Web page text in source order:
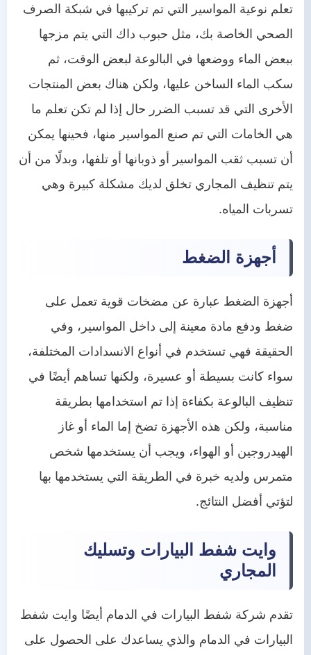
تعلم نوعية المواسير التي تم تركيبها في شبكة الصرف
الصحي الخاصة بك، مثل حبوب داك التي يتم مزجها
ببعض الماء ووضعها في البالوعة لبعض الوقت، ثم
سكب الماء الساخن عليها، ولكن هناك بعض المنتجات
الأخرى التي قد تسبب الضرر حال إذا لم تكن تعلم ما
هي الخامات التي تم صنع المواسير منها، فحينها يمكن
أن تسبب ثقب المواسير أو ذوبانها أو تلفها، وبدلًا من أن
يتم تنظيف المجاري تخلق لديك مشكلة كبيرة وهي
تسربات المياه.
أجهزة الضغط
أجهزة الضغط عبارة عن مضخات قوية تعمل على
ضغط ودفع مادة معينة إلى داخل المواسير، وفي
الحقيقة فهي تستخدم في أنواع الانسدادات المختلفة،
سواء كانت بسيطة أو عسيرة، ولكنها تساهم أيضًا في
تنظيف البالوعة بكفاءة إذا تم استخدامها بطريقة
مناسبة، ولكن هذه الأجهزة تضخ إما الماء أو غاز
الهيدروجين أو الهواء، ويجب أن يستخدمها شخص
متمرس ولديه خبرة في الطريقة التي يستخدمها بها
لتؤتي أفضل النتائج.
وايت شفط البيارات وتسليك
المجاري
تقدم شركة شفط البيارات في الدمام أيضًا وايت شفط
البيارات في الدمام والذي يساعدك على الحصول على